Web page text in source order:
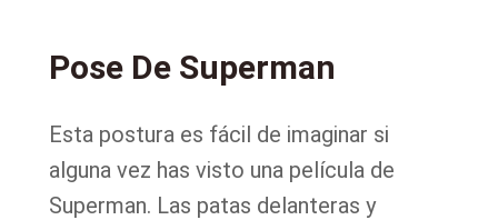
Pose De Superman
Esta postura es fácil de imaginar si
alguna vez has visto una película de
Superman. Las patas delanteras y